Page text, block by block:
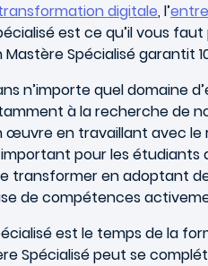
digitale, l’
est ce qu’il vous
Spécialisé garantit
n’importe quel domaine
à la recherche de
en travaillant avec
pour les étudiants
transformer en adoptant
de compétences
est le temps de la
Spécialisé peut se